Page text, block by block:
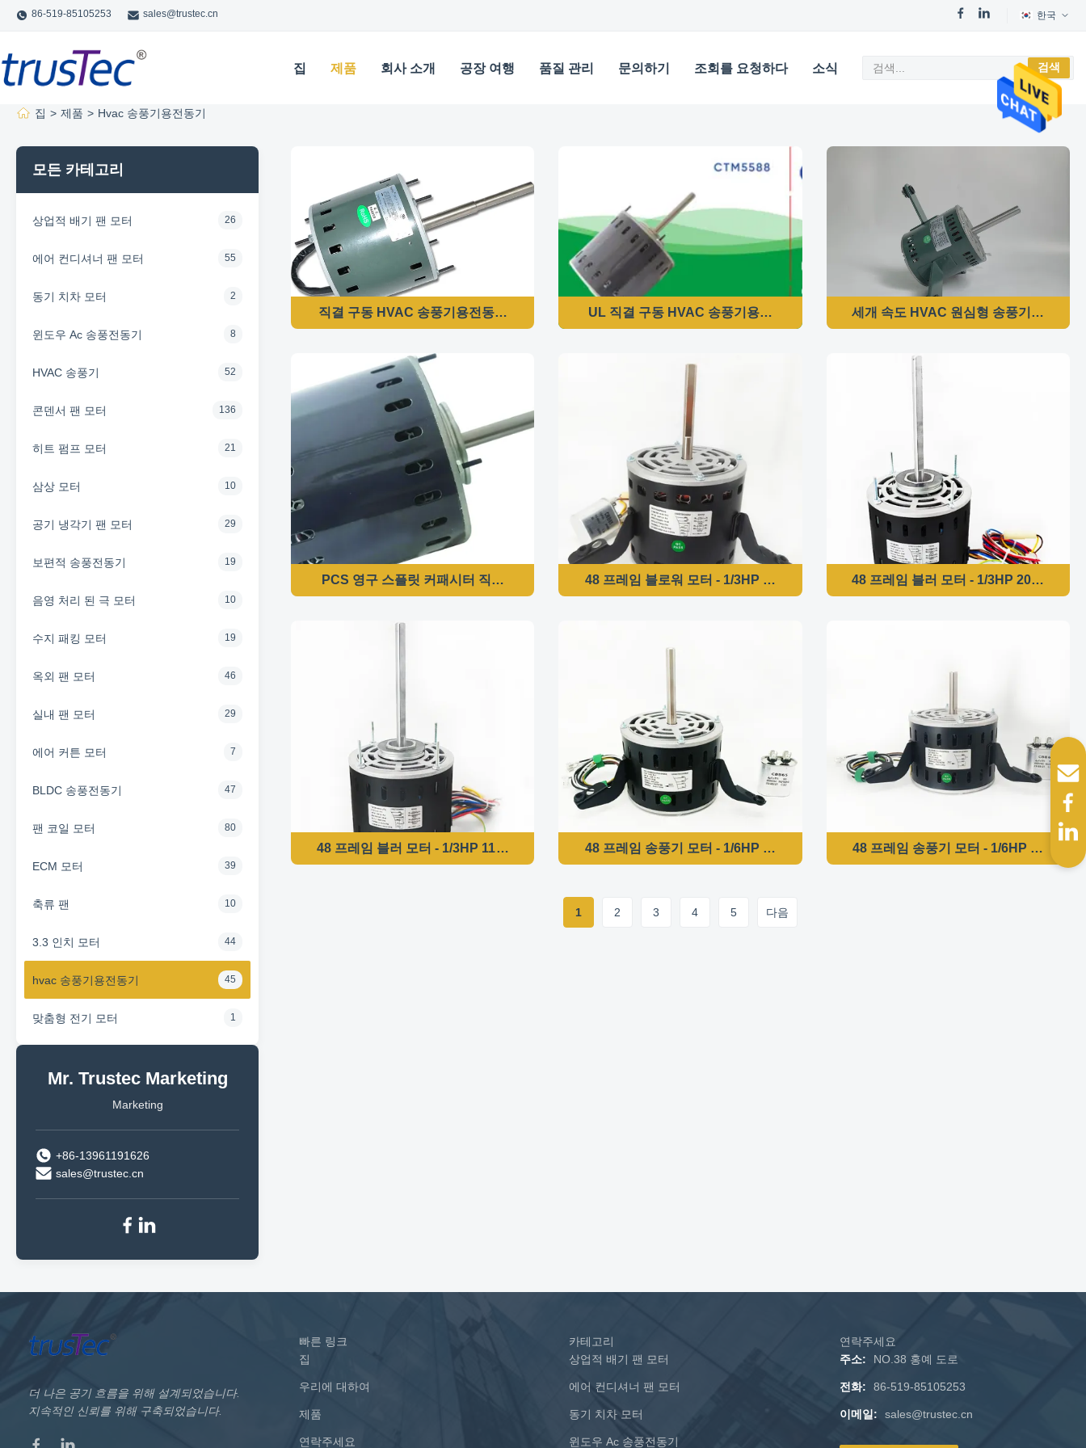
86-519-85105253 sales@trustec.cn 한국
집 제품 회사 소개 공장 여행 품질 관리 문의하기 조회를 요청하다 소식 검색
집 > 제품 > Hvac 송풍기용전동기
모든 카테고리
상업적 배기 팬 모터 26
에어 컨디셔너 팬 모터 55
동기 치차 모터 2
윈도우 Ac 송풍전동기 8
HVAC 송풍기 52
콘덴서 팬 모터 136
히트 펌프 모터 21
삼상 모터 10
공기 냉각기 팬 모터 29
보편적 송풍전동기 19
음영 처리 된 극 모터 10
수지 패킹 모터 19
옥외 팬 모터 46
실내 팬 모터 29
에어 커튼 모터 7
BLDC 송풍전동기 47
팬 코일 모터 80
ECM 모터 39
축류 팬 10
3.3 인치 모터 44
hvac 송풍기용전동기 45
맞춤형 전기 모터 1
Mr. Trustec Marketing
Marketing
+86-13961191626
sales@trustec.cn
직결 구동 HVAC 송풍기용전동기 115VAC 1/4HP 1075/3RPM UL 승인UL 직결 구동 HVAC 송풍기용전동기 208~230VAC 1/2HP 1075/3RPM 공기 핸들러 모
세개 속도 HVAC 원심형 송풍기 모터 - 6
PCS 영구 스플릿 커패시터 직결 구동 노 송풍기용전동기 115VAC 280~230VAC 1/2HP 1075/3RPM
48 프레임 블로워 모터 - 1/3HP 208-230V 60HZ 1075RPM/3단-5KCP39GGP993AS 교
48 프레임 블러 모터 - 1/3HP 208-230V
48 프레임 블러 모터 - 1/3HP 115V 60HZ 1625RPM/3SPD-3LU77J 교체 모터48 프레임 송풍기 모터 - 1/6HP 277V 60HZ 1075RPM-5KCP39CGP686S 교체 모터
48 프레임 송풍기 모터 - 1/6HP 277V
1 2 3 4 5 다음
더 나은 공기 흐름을 위해 설계되었습니다.
지속적인 신뢰를 위해 구축되었습니다.
빠른 링크
집
우리에 대하여
제품
연락주세요
카테고리
상업적 배기 팬 모터
에어 컨디셔너 팬 모터
동기 치차 모터
윈도우 Ac 송풍전동기
연락주세요
주소:
NO.38 홍예 도로
전화: 86-519-85105253
이메일: sales@trustec.cn